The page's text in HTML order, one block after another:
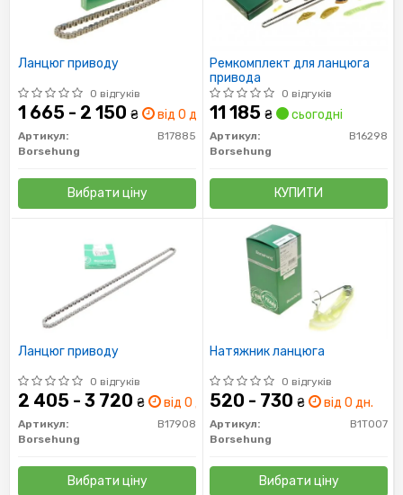
Ланцюг приводу
0 відгуків
1 665 - 2 150 ₴ від 0 дн.
Артикул:
B17885
Borsehung
Вибрати ціну
Ремкомплект для ланцюга
привода
0 відгуків
11 185 ₴ сьогодні
Артикул:
B16298
Borsehung
КУПИТИ
Ланцюг приводу
0 відгуків
2 405 - 3 720 ₴ від 0 дн.
Артикул:
B17908
Borsehung
Вибрати ціну
Натяжник ланцюга
0 відгуків
520 - 730 ₴ від 0 дн.
Артикул:
B1T007
Borsehung
Вибрати ціну